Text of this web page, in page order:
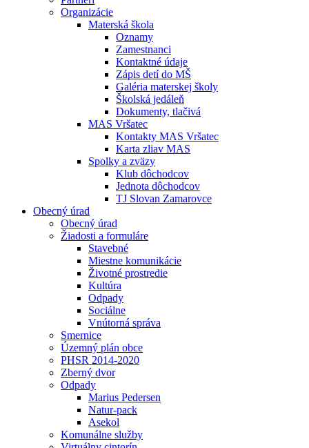
Organizácie
Materská škola
Oznamy
Zamestnanci
Kontaktné údaje
Zápis detí do MŠ
Galéria materskej školy
Školská jedáleň
Dokumenty, tlačivá
MAS Vršatec
Kontakty MAS Vršatec
Karta zliav MAS
Spolky a zväzy
Klub dôchodcov
Jednota dôchodcov
TJ Slovan Zamarovce
Obecný úrad
Obecný úrad
Žiadosti a formuláre
Stavebné
Miestne komunikácie
Životné prostredie
Kultúra
Odpady
Sociálne
Vnútorná správa
Smernice
Územný plán obce
PHSR 2014-2020
Zberný dvor
Odpady
Marius Pedersen
Natur-pack
Asekol
Komunálne služby